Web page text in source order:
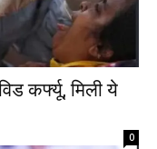
कर्फ्यू, मिली ये
0